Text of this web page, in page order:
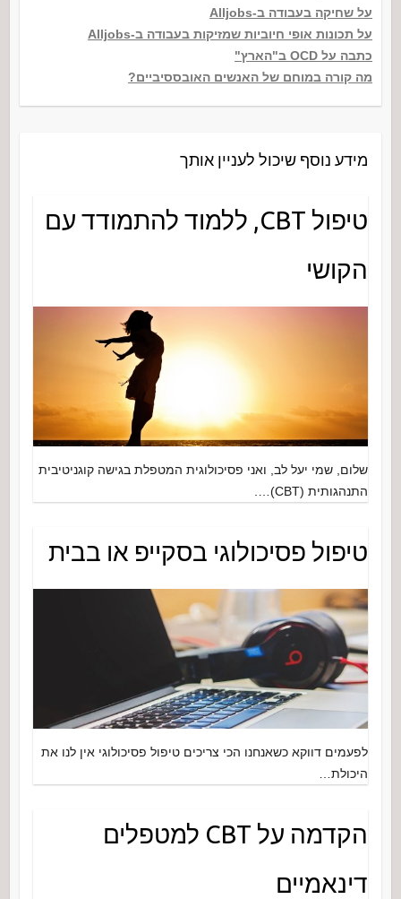
על שחיקה בעבודה ב-Alljobs
על תכונות אופי חיוביות שמזיקות בעבודה ב-Alljobs
כתבה על OCD ב"הארץ"
מה קורה במוחם של האנשים האובססיביים?
מידע נוסף שיכול לעניין אותך
טיפול CBT, ללמוד להתמודד עם
הקושי
שלום, שמי יעל לב, ואני פסיכולוגית המטפלת בגישה קוגניטיבית
התנהגותית (CBT)….
טיפול פסיכולוגי בסקייפ או בבית
לפעמים דווקא כשאנחנו הכי צריכים טיפול פסיכולוגי אין לנו את
היכולת…
הקדמה על CBT למטפלים
דינאמיים